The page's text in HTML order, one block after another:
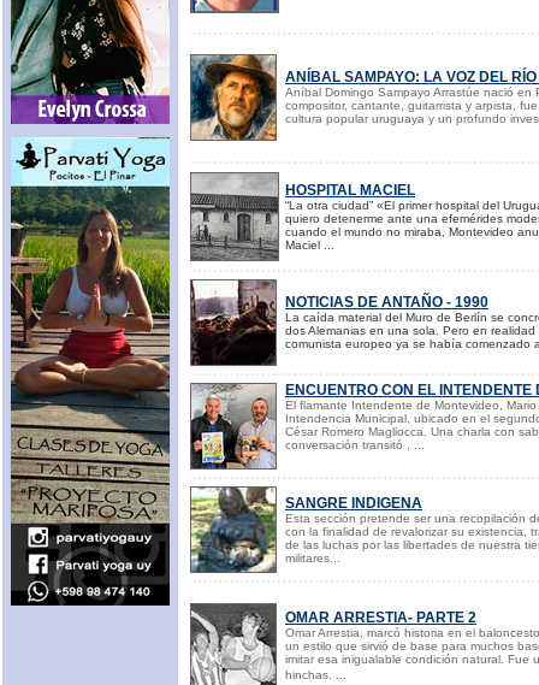
ANÍBAL SAMPAYO: LA VOZ DEL
Aníbal Domingo Sampayo Arrastúe nació
compositor, cantante, guitarrista y arpista,
cultura popular uruguaya y un profundo
HOSPITAL MACIEL
“La otra ciudad” «El primer hospital del
quiero detenerme ante una efemérides
cuando el mundo no miraba, Montevideo
Maciel ...
NOTICIAS DE ANTAÑO - 1990
La caída material del Muro de Berlín se
dos Alemanias en una sola. Pero en
comunista europeo ya se había comenzado
ENCUENTRO CON EL INTENDENTE
El flamante Intendente de Montevideo,
Intendencia Municipal, ubicado en el
César Romero Magliocca. Una charla con
conversación transitó , ...
SANGRE INDIGENA
Esta sección pretende ser una recopilación
con la finalidad de revalorizar su existencia,
de las luchas por las libertades de nuestra
militares...
OMAR ARRESTIA- PARTE 2
Omar Arrestia, marcó historia en el
un estilo que sirvió de base para muchos
imitar esa inigualable condición natural. Fue
hinchas. ...